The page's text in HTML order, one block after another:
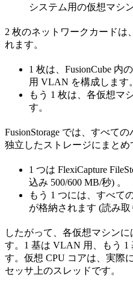
システム用の仮想マシ
2 枚のネットワークカードは
れます。
1 枚は、FusionCube 内
用 VLAN を構成します。
もう 1 枚は、各仮想マ
す。
FusionStorage では、すべて
独立したストレージにまとめ
1 つは FlexiCapture
込み 500/600 MB/秒) 。
もう 1 つには、すべて
が格納されます (読み取
したがって、各仮想マシンに
す。1 基は VLAN 用、もう 1
す。仮想 CPU コアは、実際
セッサ上のスレッドです。